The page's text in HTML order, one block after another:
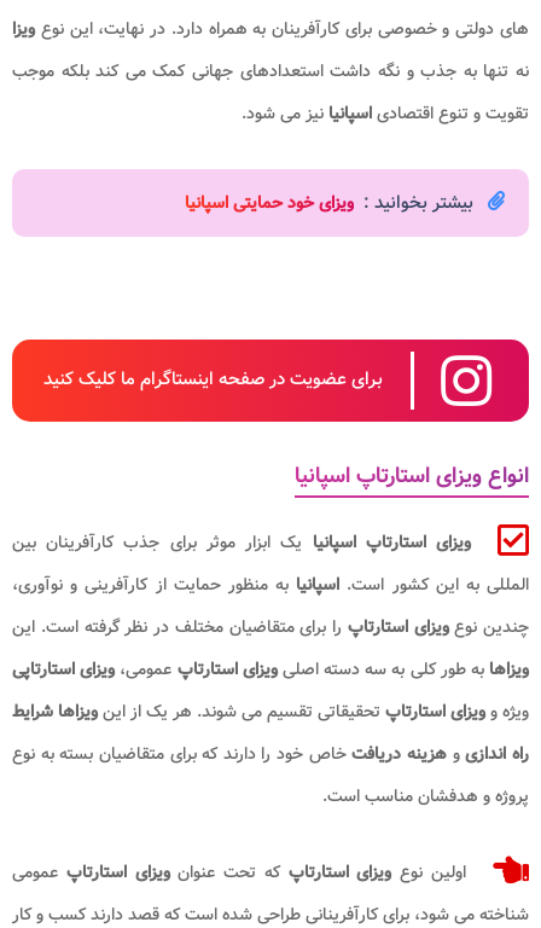
های دولتی و خصوصی برای کارآفرینان به همراه دارد. در نهایت، این نوع ویزا
نه تنها به جذب و نگه داشت استعدادهای جهانی کمک می کند بلکه موجب
تقویت و تنوع اقتصادیاسپانیا نیز می شود.
بیشتر بخوانید : ویزای خود حمایتی اسپانیا
برای عضویت در صفحه اینستاگرام ما کلیک کنید
انواع ویزای استارتاپ اسپانیا
ویزای استارتاپ اسپانیا یک ابزار موثر برای جذب کارآفرینان بین
المللی به این کشور است. اسپانیا به منظور حمایت از کارآفرینی و نوآوری،
چندین نوعویزای استارتاپ را برای متقاضیان مختلف در نظر گرفته است. این
ویزاهابه طور کلی به سه دسته اصلیویزای استارتاپ عمومی، ویزای استارتاپی
ویژه وویزایاستارتاپ تحقیقاتی تقسیم می شوند. هر یک از اینویزاها شرایط
راه اندازیو هزینه دریافتخاص خود را دارند که برای متقاضیان بسته به نوع
پروژه و هدفشان مناسب است.
اولین نوع ویزای استارتاپ که تحت عنوانویزای استارتاپ عمومی
شناخته می شود، برای کارآفرینانی طراحی شده است که قصد دارند کسب و کار